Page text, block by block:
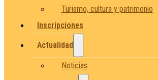
Turismo, cultura y patrimonio
Inscripciones
Actualidad
Noticias